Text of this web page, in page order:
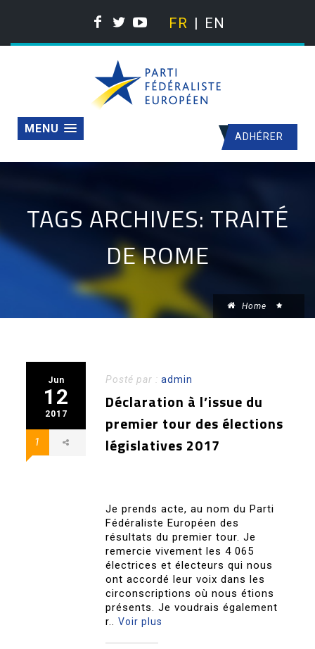
FR EN
ADHÉRER
MENU
TAGS ARCHIVES: TRAITÉ
DE ROME
Home
Jun
12
2017
1
Posté par :admin
Déclaration à l’issue du
premier tour des élections
législatives 2017
Je prends acte, au nom du Parti
Fédéraliste Européen des
résultats du premier tour. Je
remercie vivement les 4 065
électrices et électeurs qui nous
ont accordé leur voix dans les
circonscriptions où nous étions
présents. Je voudrais également
r..Voir plus